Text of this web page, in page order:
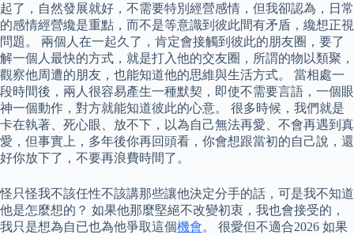
起了，自然發展就好，不需要特別經營感情，但我卻認為，日常
的感情經營纔是重點，而不是等意識到彼此間有矛盾，纔想正視
問題。 兩個人在一起久了，肯定會接觸到彼此的朋友圈，要了
解一個人最快的方式，就是打入他的交友圈，所謂的物以類聚，
觀察他周遭的朋友，也能知道他的思維與生活方式。 當相處一
段時間後，兩人很容易產生一種默契，即使不需要言語，一個眼
神一個動作，對方就能知道彼此的心意。 很多時候，我們就是
卡在執著、死心眼、放不下，以為自己無法再愛、不會再遇到真
愛，但事實上，多年後你再回頭看，你會想跟當初的自己說，還
好你放下了，不要再浪費時間了。
怪只怪我不該任性不該講那些讓他決定分手的話，可是我不知道
他是怎麼想的？ 如果他那麼堅絕不改變初衷，我也會接受的，
我只是想為自已也為他爭取這個機會。 很愛但不適合2026 如果